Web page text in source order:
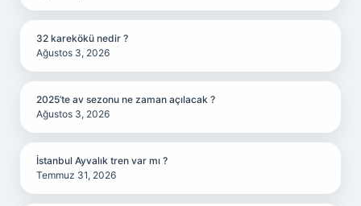
32 karekökü nedir ?
Ağustos 3, 2026
2025’te av sezonu ne zaman açılacak ?
Ağustos 3, 2026
İstanbul Ayvalık tren var mı ?
Temmuz 31, 2026